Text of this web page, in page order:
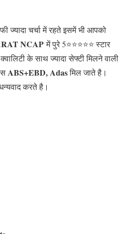
ज्यादा चर्चा में रहते इसमें भी आपको
NCAPमें पुरे 5⭐⭐⭐⭐⭐ स्टार
के साथ ज्यादा सेफ्टी मिलने वाली
ABS+EBD, Adasमिल जाते है।
करते है।